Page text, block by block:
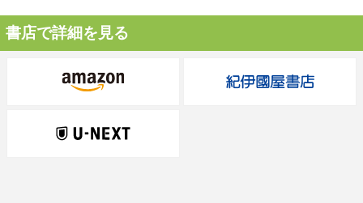
書店で詳細を見る